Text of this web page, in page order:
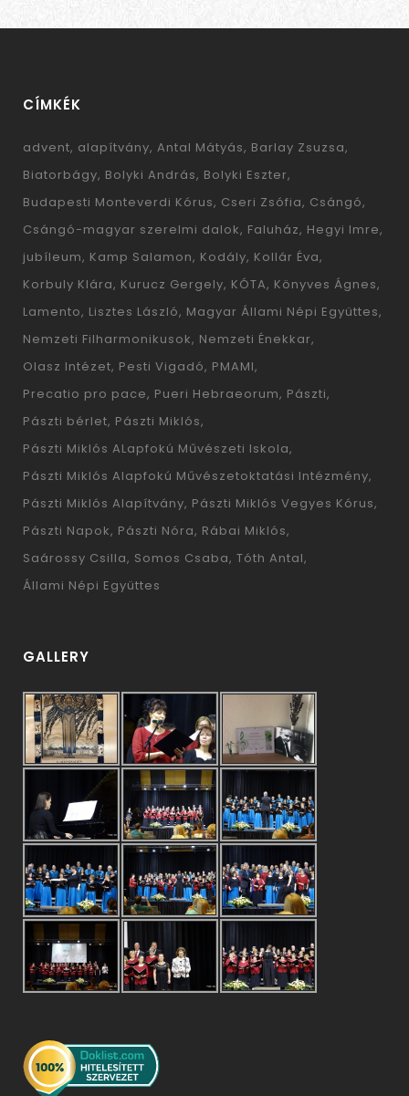
CÍMKÉK
advent alapítvány Antal Mátyás Barlay Zsuzsa
Biatorbágy Bolyki András Bolyki Eszter
Budapesti Monteverdi Kórus Cseri Zsófia Csángó
Csángó-magyar szerelmi dalok Faluház Hegyi Imre
jubíleum Kamp Salamon Kodály Kollár Éva
Korbuly Klára Kurucz Gergely KÓTA Könyves Ágnes
Lamento Lisztes László Magyar Állami Népi Együttes
Nemzeti Filharmonikusok Nemzeti Énekkar
Olasz Intézet Pesti Vigadó PMAMI
Precatio pro pace Pueri Hebraeorum Pászti
Pászti bérlet Pászti Miklós
Pászti Miklós ALapfokú Művészeti Iskola
Pászti Miklós Alapfokú Művészetoktatási Intézmény
Pászti Miklós Alapítvány Pászti Miklós Vegyes Kórus
Pászti Napok Pászti Nóra Rábai Miklós
Saárossy Csilla Somos Csaba Tóth Antal
Állami Népi Együttes
GALLERY